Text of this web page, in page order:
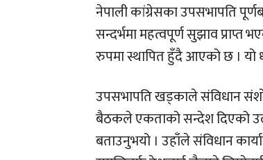
नेपाली कांग्रेसका उपसभापति
सन्दर्भमा महत्वपूर्ण सुझाव प्राप्त
रुपमा स्थापित हुँदै आएको छ । यो
उपसभापति खड्काले संविधान
बैठकले एकताको सन्देश दिएको
बताउनुभयो । उहाँले संविधान